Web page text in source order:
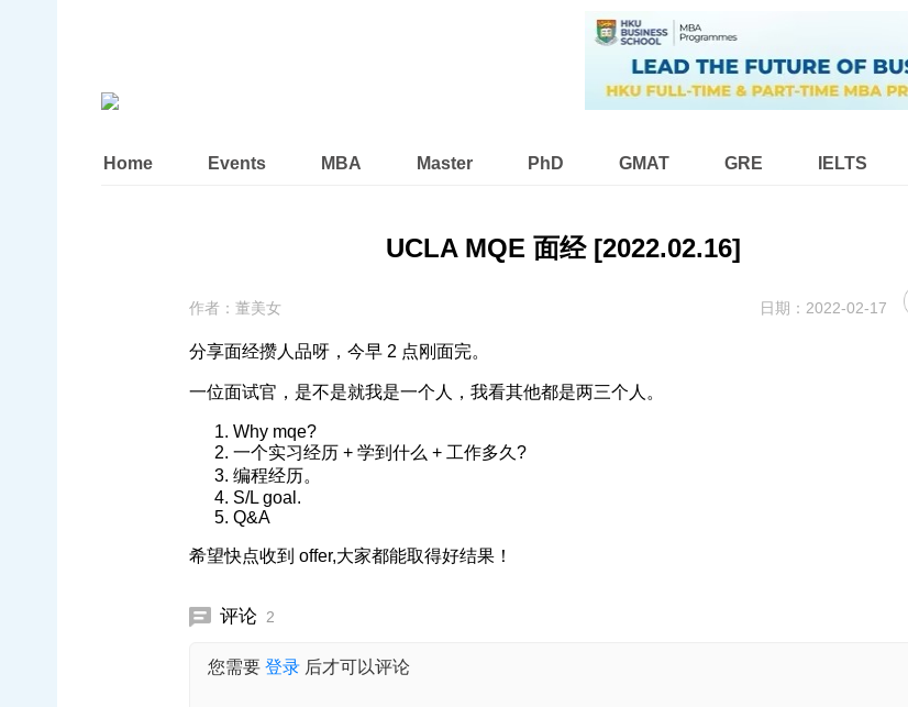
Home Events MBA Master PhD GMAT GRE IELTS
UCLA MQE 面经 [2022.02.16]
作者： 董美女 日期： 2022-02-17
分享面经攒人品呀，今早 2 点刚面完。
一位面试官，是不是就我是一个人，我看其他都是两三个人。
Why mqe?
一个实习经历 + 学到什么 + 工作多久?
编程经历。
S/L goal.
Q&A
希望快点收到 offer,大家都能取得好结果！
评论 2
您需要 登录 后才可以评论